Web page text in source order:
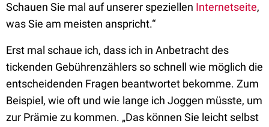
Schauen Sie mal auf unserer speziellen Internetseite,
was Sie am meisten anspricht.“
Erst mal schaue ich, dass ich in Anbetracht des
tickenden Gebührenzählers so schnell wie möglich die
entscheidenden Fragen beantwortet bekomme. Zum
Beispiel, wie oft und wie lange ich Joggen müsste, um
zur Prämie zu kommen. „Das können Sie leicht selbst